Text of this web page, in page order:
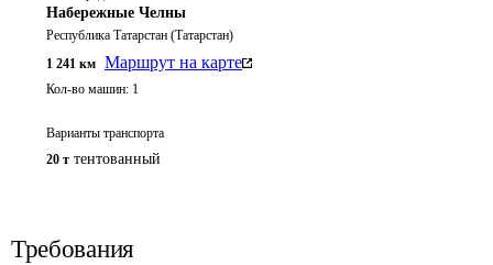
Набережные Челны
Республика Татарстан (Татарстан)
1 241 км Маршрут на карте
Кол-во машин: 1
Варианты транспорта
20 т тентованный
Требования